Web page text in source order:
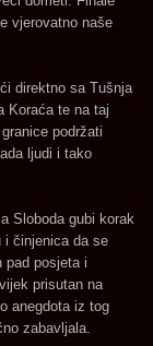
vjerovatno naše
direktno sa Tušnja
Koraća te na taj
podržati
ljudi i tako
Sloboda gubi korak
i činjenica da se
pad posjeta i
prisutan na
anegdota iz tog
zabavljala.